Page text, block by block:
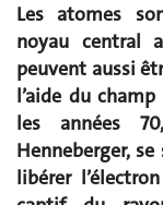
Les atomes
noyau central
peuvent aussi
l’aide du
les années
Henneberger,
libérer